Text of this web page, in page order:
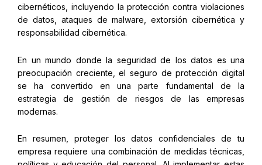
cibernéticos, incluyendo la protección contra violaciones
de datos, ataques de malware, extorsión cibernética y
responsabilidad cibernética.
En un mundo donde la seguridad de los datos es una
preocupación creciente, el seguro de protección digital
se ha convertido en una parte fundamental de la
estrategia de gestión de riesgos de las empresas
modernas.
En resumen, proteger los datos confidenciales de tu
empresa requiere una combinación de medidas técnicas,